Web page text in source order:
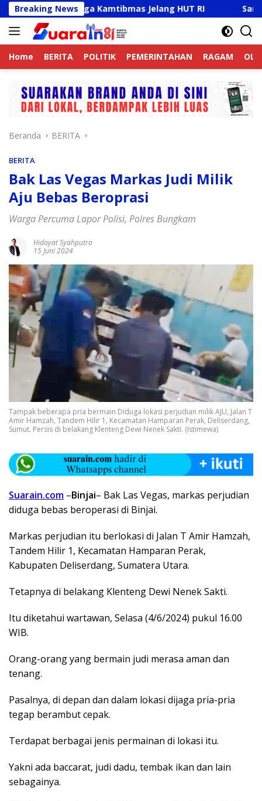
Langsung
ke
konten
Breaking News
Jaga Kamtibmas Jelang HUT RI Sambut HUT RI
Home BERITA POLITIK PEMERINTAHAN RAGAM
Beranda BERITA
BERITA
Bak Las Vegas Markas Judi Milik
Aju Bebas Beroprasi
Warga Percuma Lapor Polisi, Polres Bungkam
Hidayat Syahputra
15 Juni 2024
Tampak beberapa pria bermain Diduga lokasi perjudian milik AJU, Jalan T
Amir Hamzah, Tandem Hilir 1, Kecamatan Hamparan Perak, Deliserdang,
Sumut. Persis di belakang Klenteng Dewi Nenek Sakti. (Istimewa)
Suarain.com –Binjai– Bak Las Vegas, markas perjudian
diduga bebas beroperasi di Binjai.
Markas perjudian itu berlokasi di Jalan T Amir Hamzah,
Tandem Hilir 1, Kecamatan Hamparan Perak,
Kabupaten Deliserdang, Sumatera Utara.
Tetapnya di belakang Klenteng Dewi Nenek Sakti.
Itu diketahui wartawan, Selasa (4/6/2024) pukul 16.00
WIB.
Orang-orang yang bermain judi merasa aman dan
tenang.
Pasalnya, di depan dan dalam lokasi dijaga pria-pria
tegap berambut cepak.
Terdapat berbagai jenis permainan di lokasi itu.
Yakni ada baccarat, judi dadu, tembak ikan dan lain
sebagainya.